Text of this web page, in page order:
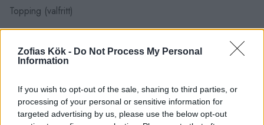
Zofias Kök - Do Not Process My Personal
Information
If you wish to opt-out of the sale, sharing to third parties, or
processing of your personal or sensitive information for
targeted advertising by us, please use the below opt-out
Topping (valfritt)